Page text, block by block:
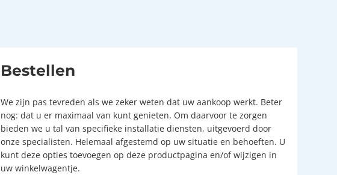
Bestellen
We zijn pas tevreden als we zeker weten dat uw aankoop werkt. Beter
nog: dat u er maximaal van kunt genieten. Om daarvoor te zorgen
bieden we u tal van specifieke installatie diensten, uitgevoerd door
onze specialisten. Helemaal afgestemd op uw situatie en behoeften. U
kunt deze opties toevoegen op deze productpagina en/of wijzigen in
uw winkelwagentje.